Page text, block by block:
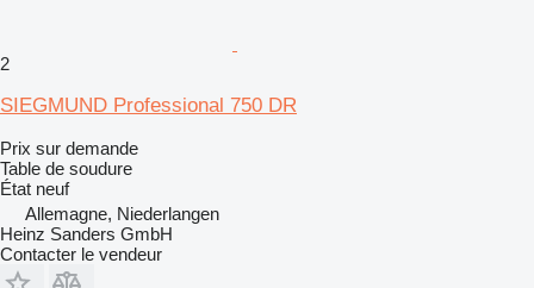
2
SIEGMUND Professional 750 DR
Prix sur demande
Table de soudure
État neuf
Allemagne, Niederlangen
Heinz Sanders GmbH
Contacter le vendeur